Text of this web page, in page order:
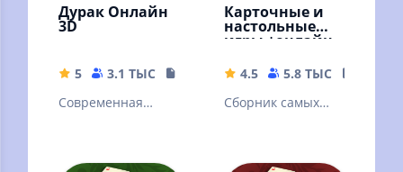
Дурак Онлайн
3D
5 3.1 ТЫС
76.38 MB
Cовременная
Карточные и
настольные
игры +онлайн
4.5 5.8 ТЫС
Сборник самых
настольных игр. С